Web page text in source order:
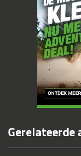
Gerelateerde